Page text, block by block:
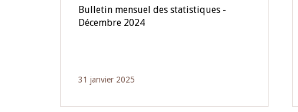
Bulletin mensuel des statistiques -
Décembre 2024
31 janvier 2025